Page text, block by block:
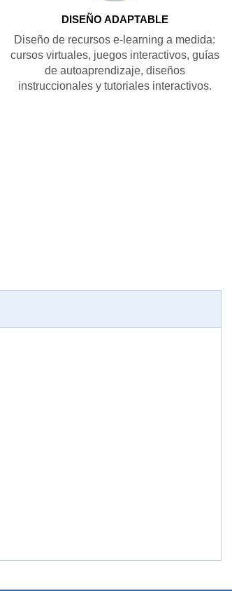
DISEÑO ADAPTABLE
Diseño de recursos e-learning a medida:
cursos virtuales, juegos interactivos, guías
de autoaprendizaje, diseños
instruccionales y tutoriales interactivos.